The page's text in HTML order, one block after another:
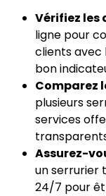
Vérifiez les
ligne pour
clients avec
bon
Comparez
plusieurs
services
Assurez-
un serrurier
24/7 pour